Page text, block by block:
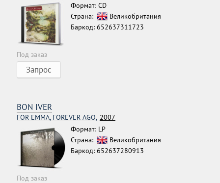
Формат: CD
Страна:
Великобритания
Баркод: 652637311723
Под заказ
Запрос
BON IVER
FOR EMMA, FOREVER AGO, 2007
Формат: LP
Страна:
Великобритания
Баркод: 652637280913
Под заказ